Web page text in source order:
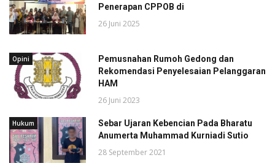
Penerapan CPPOB di
26 Juni 2025
Opini
Pemusnahan Rumoh Gedong dan
Rekomendasi Penyelesaian Pelanggaran
HAM
26 Juni 2023
Hukum
Sebar Ujaran Kebencian Pada Bharatu
Anumerta Muhammad Kurniadi Sutio
28 September 2021